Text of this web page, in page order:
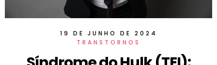
19 DE JUNHO DE 2024
TRANSTORNOS